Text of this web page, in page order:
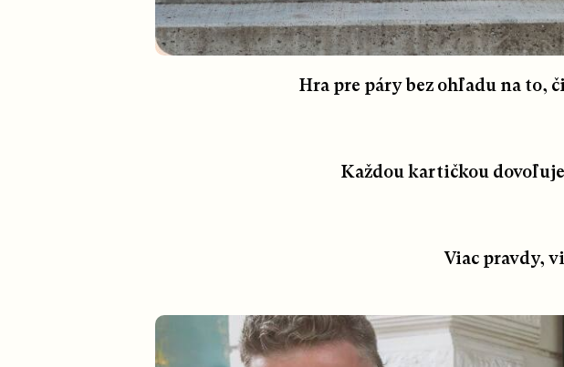
Hra pre páry bez ohľadu na to,
Každou kartičkou
Viac pravdy,